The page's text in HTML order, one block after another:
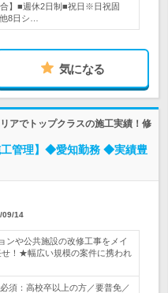
】■週休2日制■祝日※日祝固
8日シ…
気になる
アでトップクラスの施工実績！修
工管理】◆愛知勤務 ◆実績豊
09/14
ンや公共施設の改修工事をメイ
！★幅広い規模の案件に携われ
須：高校卒以上の方／要普免／